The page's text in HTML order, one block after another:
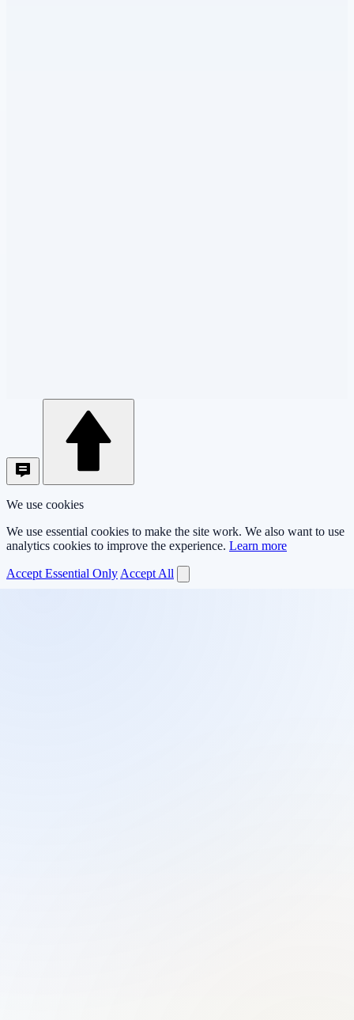
We use cookies
We use essential cookies to make the site work. We also want to use
analytics cookies to improve the experience. Learn more
Accept Essential Only Accept All